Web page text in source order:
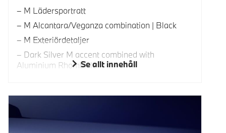
M Lädersportratt
M Alcantara/Veganza combination | Black
M Exteriördetaljer
Dark Silver M accent combined with
Aluminium RhombicleSe allt innehåll